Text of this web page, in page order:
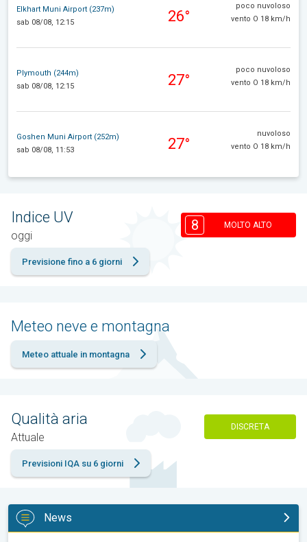
Elkhart Muni Airport (237m)
sab 08/08, 12:15
26°
poco nuvoloso
vento O 18 km/h
Plymouth (244m)
sab 08/08, 12:15
27°
poco nuvoloso
vento O 18 km/h
Goshen Muni Airport (252m)
sab 08/08, 11:53
27°
nuvoloso
vento O 18 km/h
Indice UV
oggi
8 MOLTO ALTO
Previsione fino a 6 giorni
Meteo neve e montagna
Meteo attuale in montagna
Qualità aria
Attuale
DISCRETA
Previsioni IQA su 6 giorni
News